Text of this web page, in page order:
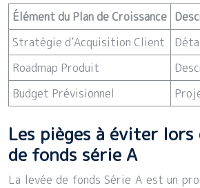
Élément du Plan de Croissance
Stratégie d’Acquisition Client
Roadmap Produit
Budget Prévisionnel
Les pièges à éviter lors
de fonds série A
La levée de fonds Série A est un